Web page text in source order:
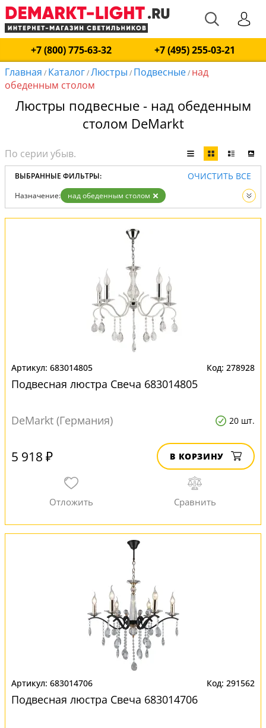
+7 (800) 775-63-32
+7 (495) 255-03-21
Главная / Каталог/Люстры / Подвесные/ над
обеденным столом
Люстры подвесные - над обеденным
столом DeMarkt
ВЫБРАННЫЕ ФИЛЬТРЫ: ОЧИСТИТЬ ВСЕ
Назначение:
над обеденным столом
Тип:
Подвесные Вид: Люстры
683014805 278928
Подвесная люстра Свеча 683014805
DeMarkt (Германия) 20 шт.
5 918 ₽ В КОРЗИНУ
683014706 291562
Подвесная люстра Свеча 683014706